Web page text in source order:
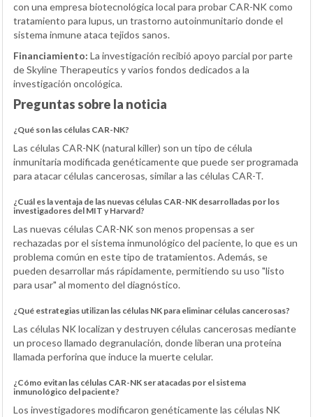
con una empresa biotecnológica local para probar CAR-NK como
tratamiento para lupus, un trastorno autoinmunitario donde el
sistema inmune ataca tejidos sanos.
Financiamiento: La investigación recibió apoyo parcial por parte
de Skyline Therapeutics y varios fondos dedicados a la
investigación oncológica.
Preguntas sobre la noticia
¿Qué son las células CAR-NK?
Las células CAR-NK (natural killer) son un tipo de célula
inmunitaria modificada genéticamente que puede ser programada
para atacar células cancerosas, similar a las células CAR-T.
¿Cuál es la ventaja de las nuevas células CAR-NK desarrolladas por los
investigadores del MIT y Harvard?
Las nuevas células CAR-NK son menos propensas a ser
rechazadas por el sistema inmunológico del paciente, lo que es un
problema común en este tipo de tratamientos. Además, se
pueden desarrollar más rápidamente, permitiendo su uso "listo
para usar" al momento del diagnóstico.
¿Qué estrategias utilizan las células NK para eliminar células cancerosas?
Las células NK localizan y destruyen células cancerosas mediante
un proceso llamado degranulación, donde liberan una proteína
llamada perforina que induce la muerte celular.
¿Cómo evitan las células CAR-NK ser atacadas por el sistema
inmunológico del paciente?
Los investigadores modificaron genéticamente las células NK